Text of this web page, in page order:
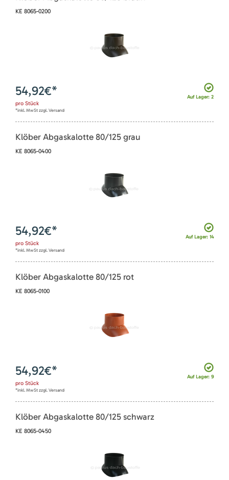
KE 8065-0200
Auf Lager: 2
54,92€*
pro Stück
*inkl. MwSt zzgl. Versand
Klöber Abgaskalotte 80/125 grau
KE 8065-0400
Auf Lager: 14
54,92€*
pro Stück
*inkl. MwSt zzgl. Versand
Klöber Abgaskalotte 80/125 rot
KE 8065-0100
Auf Lager: 9
54,92€*
pro Stück
*inkl. MwSt zzgl. Versand
Klöber Abgaskalotte 80/125 schwarz
KE 8065-0450